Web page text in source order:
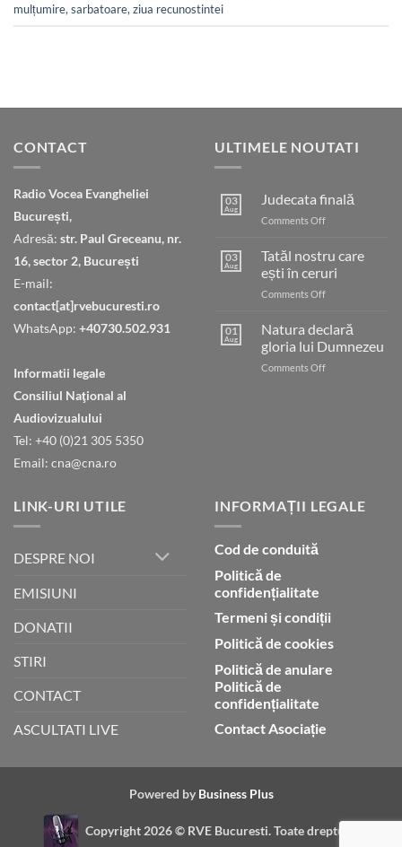
mulțumire, sarbatoare, ziua recunostintei
CONTACT
Radio Vocea Evangheliei
București,
Adresă: str. Paul Greceanu, nr.
16, sector 2, București
E-mail:
contact[at]rvebucuresti.ro
WhatsApp: +40730.502.931
Informatii legale
Consiliul Naţional al
Audiovizualului
Tel: +40 (0)21 305 5350
Email: cna@cna.ro
ULTIMELE NOUTATI
03
Aug
Judecata finală
Comments Offon
03
Aug
Tatăl nostru care
ești în ceruri
Comments Offon
nostru
care
ești
în
01
Aug
Natura declară
gloria lui Dumnezeu
Comments Offon
LINK-URI UTILE
DESPRE NOI
EMISIUNI
DONATII
STIRI
CONTACT
ASCULTATI LIVE
INFORMAȚII LEGALE
Cod de conduită
Politică de
confidențialitate
Termeni și condiții
Politică de cookies
Politică de anulare
Politică de
confidențialitate
Contact Asociație
Powered by Business Plus
Copyright 2026 © RVE Bucuresti. Toate drepturile